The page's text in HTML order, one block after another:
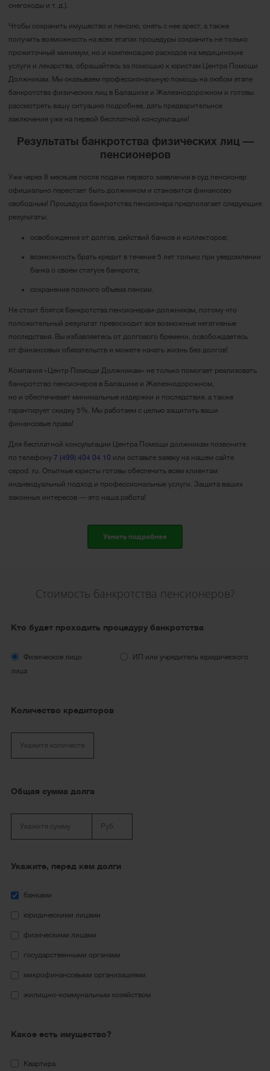
снегоходы и т. д.).
Чтобы сохранить имущество и пенсию, снять с нее арест, а также
получить возможность на всех этапах процедуры сохранить не только
прожиточный минимум, но и компенсацию расходов на медицинские
услуги и лекарства, обращайтесь за помощью к юристам Центра Помощи
Должникам. Мы оказываем профессиональную помощь на любом этапе
банкротства физических лиц в Балашихе и Железнодорожном и готовы
рассмотреть вашу ситуацию подробнее, дать предварительное
заключение уже на первой бесплатной консультации!
Результаты банкротства физических лиц —
пенсионеров
Уже через 8 месяцев после подачи первого заявления в суд пенсионер
официально перестает быть должником и становится финансово
свободным! Процедура банкротства пенсионера предполагает следующие
результаты:
освобождение от долгов, действий банков и коллекторов;
возможность брать кредит в течение 5 лет только при уведомлении
банка о своем статусе банкрота;
сохранение полного объема пенсии.
Не стоит боятся банкротства пенсионерам-должникам, потому что
положительный результат превосходит все возможные негативные
последствия. Вы избавляетесь от долгового бремени, освобождаетесь
от финансовых обязательств и можете начать жизнь без долгов!
Компания «Центр Помощи Должникам» не только помогает реализовать
банкротство пенсионеров в Балашихе и Железнодорожном,
но и обеспечивает минимальные издержки и последствия, а также
гарантирует скидку 5%. Мы работаем с целью защитить ваши
финансовые права!
Для бесплатной консультации Центра Помощи должникам позвоните
по телефону 7 (499) 404 04 10 или оставьте заявку на нашем сайте
cepod. ru. Опытные юристы готовы обеспечить всем клиентам
индивидуальный подход и профессиональные услуги. Защита ваших
законных интересов ― это наша работа!
Узнать подробнее
Стоимость банкротства пенсионеров?
Кто будет проходить процедуру банкротства
Физическое лицо
ИП или учредитель юридического
лица
Количество кредиторов
Общая сумма долга
Укажите, перед кем долги
банками
юридическими лицами
физическими лицами
государственными органами
микрофинансовыми организациями
жилищно-коммунальным хозяйством
Какое есть имущество?
Квартира